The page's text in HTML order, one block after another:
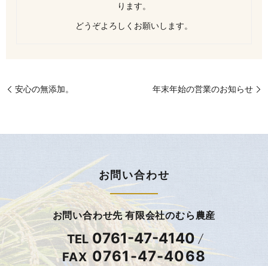
ります。
どうぞよろしくお願いします。
安心の無添加。 年末年始の営業のお知らせ
お問い合わせ
お問い合わせ先 有限会社のむら農産
TEL 0761-47-4140
FAX0761-47-4068